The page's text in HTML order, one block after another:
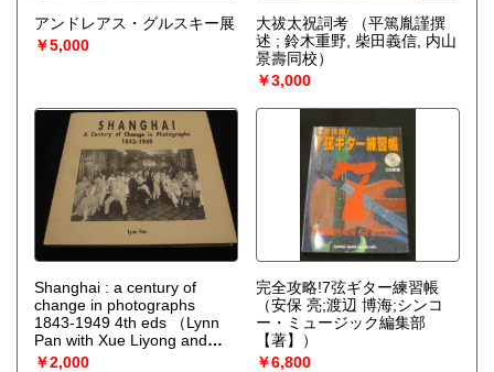
アンドレアス・グルスキー展
￥5,000
大祓太祝詞考
（平篤胤謹撰
述 ; 鈴木重野, 柴田義信, 内山
景壽同校）
￥3,000
Shanghai : a century of
change in photographs
1843-1949 4th eds
（Lynn
Pan with Xue Liyong and
Qian Zonghao）
￥2,000
完全攻略!7弦ギター練習帳
（安保 亮;渡辺 博海;シンコ
ー・ミュージック編集部
【著】）
￥6,800